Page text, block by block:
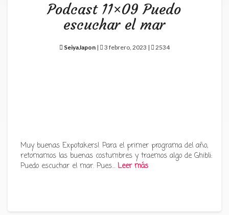
Podcast 11×09 Puedo
escuchar el mar
SeiyaJapon | 3 febrero, 2023 | 2534
Muy buenas Expotakers! Para el primer programa del año,
retomamos las buenas costumbres y traemos algo de Ghibli:
Puedo escuchar el mar. Pues… Leer más